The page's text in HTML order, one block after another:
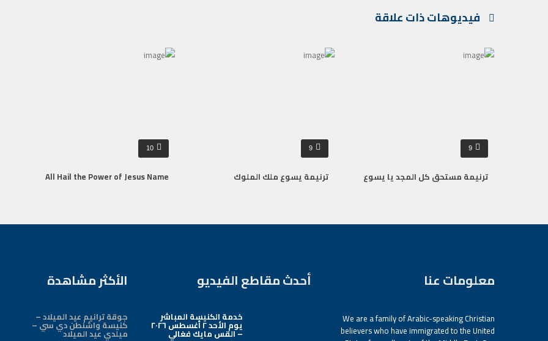
فيديوهات ذات علاقة
9
ترنيمة مستحق كل المجد يا يسوع
9
ترنيمة يسوع ملك الملوك
10
All Hail the Power of Jesus Name
معلومات عنا
We are a family of Arabic-speaking Christian
believers who have immigrated to the United
أحدث مقاطع الفيديو
خدمة الكنيسة المباشر
يوم الأحد ٢ أغسطس ٢٠٢٦
– القس مايك فغالي
الأكثر مشاهدة
جوقة ترانيم عيد الميلاد –
كنيسة واشنطن دي سي –
ميلدي عيد الميلاد